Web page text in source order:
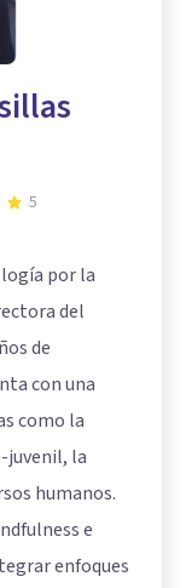
5
por la
del
de
con una
como la
juvenil, la
humanos.
e
enfoques